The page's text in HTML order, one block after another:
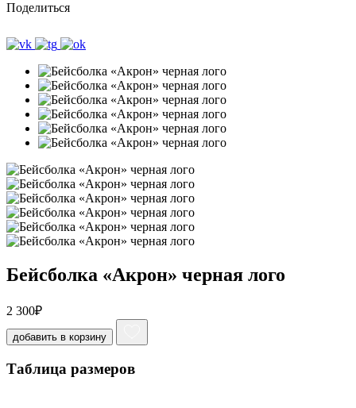
Поделиться
Бейсболка «Акрон» черная лого
2 300₽
добавить в корзину
Таблица размеров